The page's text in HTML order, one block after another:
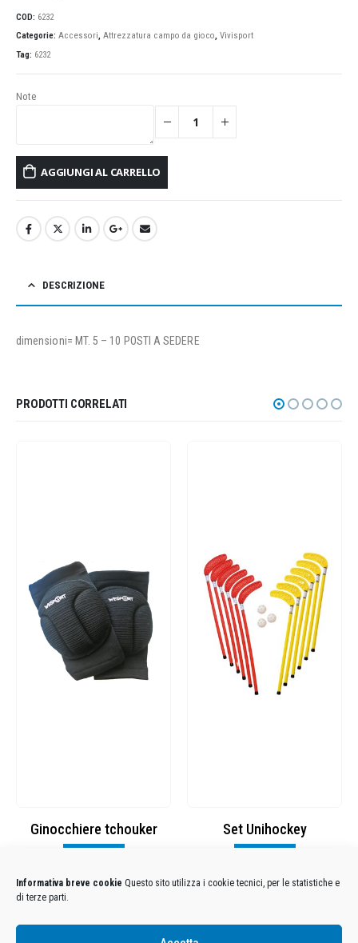
Informativa breve cookie Questo sito utilizza i cookie tecnici, per le statistiche e
di terze parti.
COD: 6232
Categorie: Accessori, Attrezzatura campo da gioco, Vivisport
Tag: 6232
Note
AGGIUNGI AL CARRELLO
DESCRIZIONE
dimensioni= MT. 5 – 10 POSTI A SEDERE
PRODOTTI CORRELATI
Set Unihockey
Condizioni Generali di Utilizzo-Cookies-Privacy